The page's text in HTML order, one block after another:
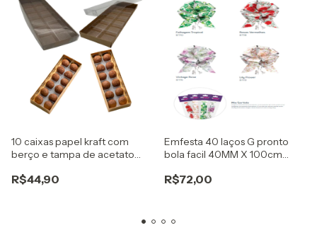
10 caixas papel kraft com
berço e tampa de acetato
R$44,90
Emfesta 40 laços G pronto
bola facil 40MM X 100cm
R$72,00